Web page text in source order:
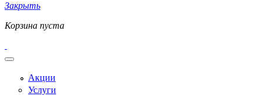
Закрыть
Корзина пуста
Акции
Услуги